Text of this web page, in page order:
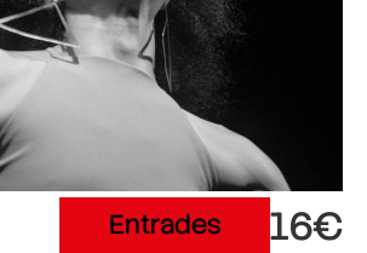
Entrades 16€